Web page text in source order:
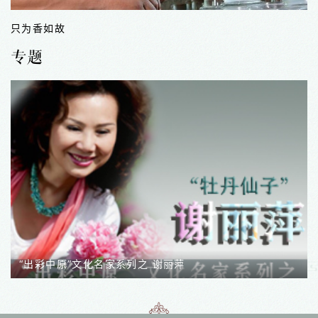
淀粉食品制作技艺
专题
列之 谢丽萍 “出彩中原”文化名家系列